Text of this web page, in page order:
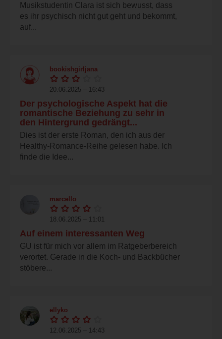
Musikstudentin Clara ist sich bewusst, dass
es ihr psychisch nicht gut geht und bekommt,
auf...
bookishgirljana
20.06.2025 – 16:43
Der psychologische Aspekt hat die
romantische Beziehung zu sehr in
den Hintergrund gedrängt...
Dies ist der erste Roman, den ich aus der
Healthy-Romance-Reihe gelesen habe. Ich
finde die Idee...
marcello
18.06.2025 – 11:01
Auf einem interessanten Weg
GU ist für mich vor allem im Ratgeberbereich
verortet. Gerade in die Koch- und Backbücher
stöbere...
ellyko
12.06.2025 – 14:43